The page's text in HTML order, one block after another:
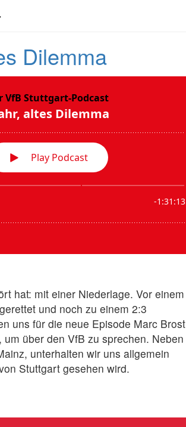
Dilemma
hat: mit einer Niederlage. Vor einem
und noch zu einem 2:3
uns für die neue Episode Marc Brost
über den VfB zu sprechen. Neben
unterhalten wir uns allgemein
Stuttgart gesehen wird.